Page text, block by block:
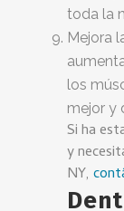
toda la
Mejora
los
mejor y
Si ha
y
NY,